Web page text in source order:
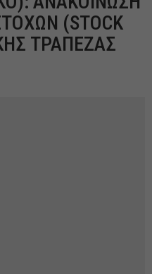
(STOCK
ΤΡΑΠΕΖΑΣ